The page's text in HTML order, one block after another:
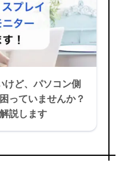
けど、パソコン側
っていませんか？
説します